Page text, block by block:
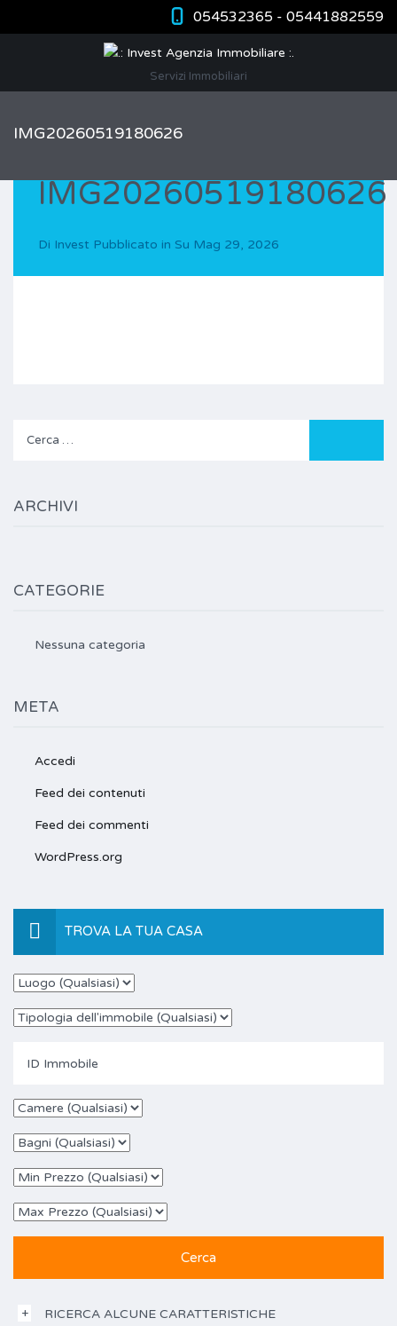
054532365 - 05441882559
Servizi Immobiliari
IMG20260519180626
IMG20260519180626
Di Invest Pubblicato in Su Mag 29, 2026
ARCHIVI
CATEGORIE
Nessuna categoria
META
Accedi
Feed dei contenuti
Feed dei commenti
WordPress.org
TROVA LA TUA CASA
RICERCA ALCUNE CARATTERISTICHE